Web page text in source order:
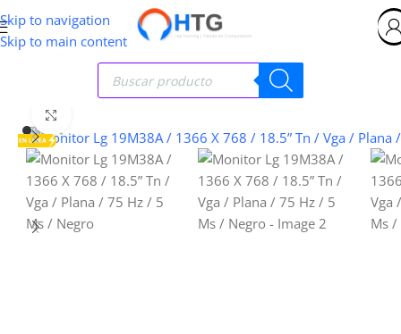
Skip to navigation
Skip to main content